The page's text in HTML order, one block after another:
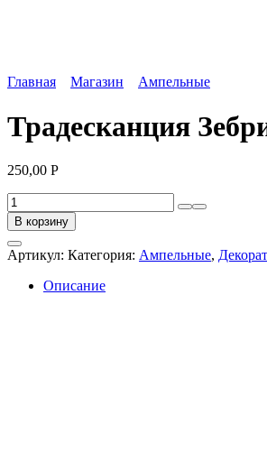
Главная Магазин Ампельные
Традесканция
250,00 Р
Количество
товара
Традесканция
Зебрина
дисколор
В корзину
Артикул: Категория: Ампельные,
Описание